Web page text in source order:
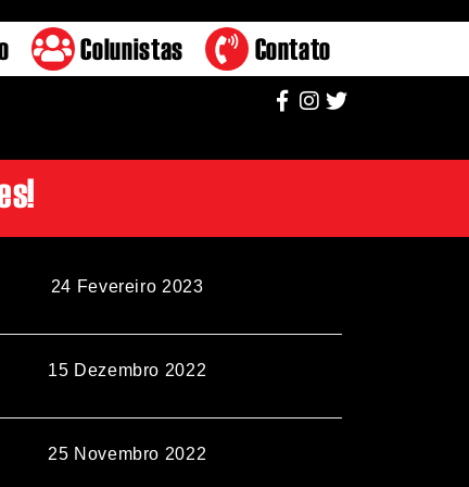
Colunistas Contato
24 Fevereiro 2023
15 Dezembro 2022
25 Novembro 2022